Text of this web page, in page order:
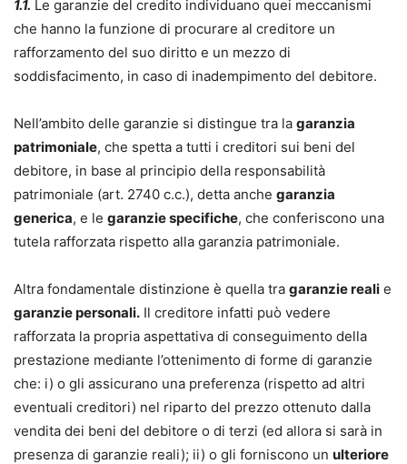
1.1. Le garanzie del credito individuano quei meccanismi
che hanno la funzione di procurare al creditore un
rafforzamento del suo diritto e un mezzo di
soddisfacimento, in caso di inadempimento del debitore.
Nell’ambito delle garanzie si distingue tra la garanzia
patrimoniale, che spetta a tutti i creditori sui beni del
debitore, in base al principio della responsabilità
patrimoniale (art. 2740 c.c.), detta anche garanzia
generica, e le garanzie specifiche, che conferiscono una
tutela rafforzata rispetto alla garanzia patrimoniale.
Altra fondamentale distinzione è quella tra garanzie reali e
garanzie personali. Il creditore infatti può vedere
rafforzata la propria aspettativa di conseguimento della
prestazione mediante l’ottenimento di forme di garanzie
che: i) o gli assicurano una preferenza (rispetto ad altri
eventuali creditori) nel riparto del prezzo ottenuto dalla
vendita dei beni del debitore o di terzi (ed allora si sarà in
presenza di garanzie reali); ii) o gli forniscono un ulteriore